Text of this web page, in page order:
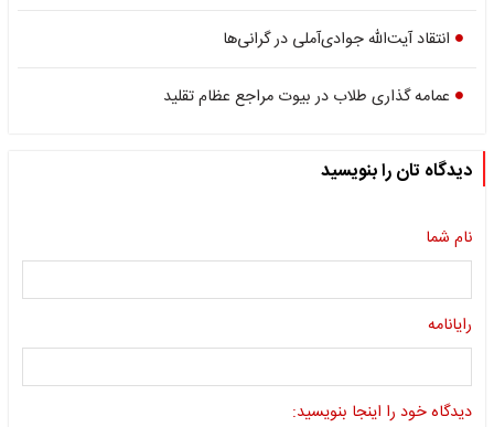
انتقاد آیت‌الله جوادی‌آملی در گرانی‌ها
عمامه گذاری طلاب در بیوت مراجع عظام تقلید
دیدگاه تان را بنویسید
نام شما
رایانامه
دیدگاه خود را اینجا بنویسید: